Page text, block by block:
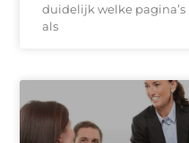
duidelijk welke
als